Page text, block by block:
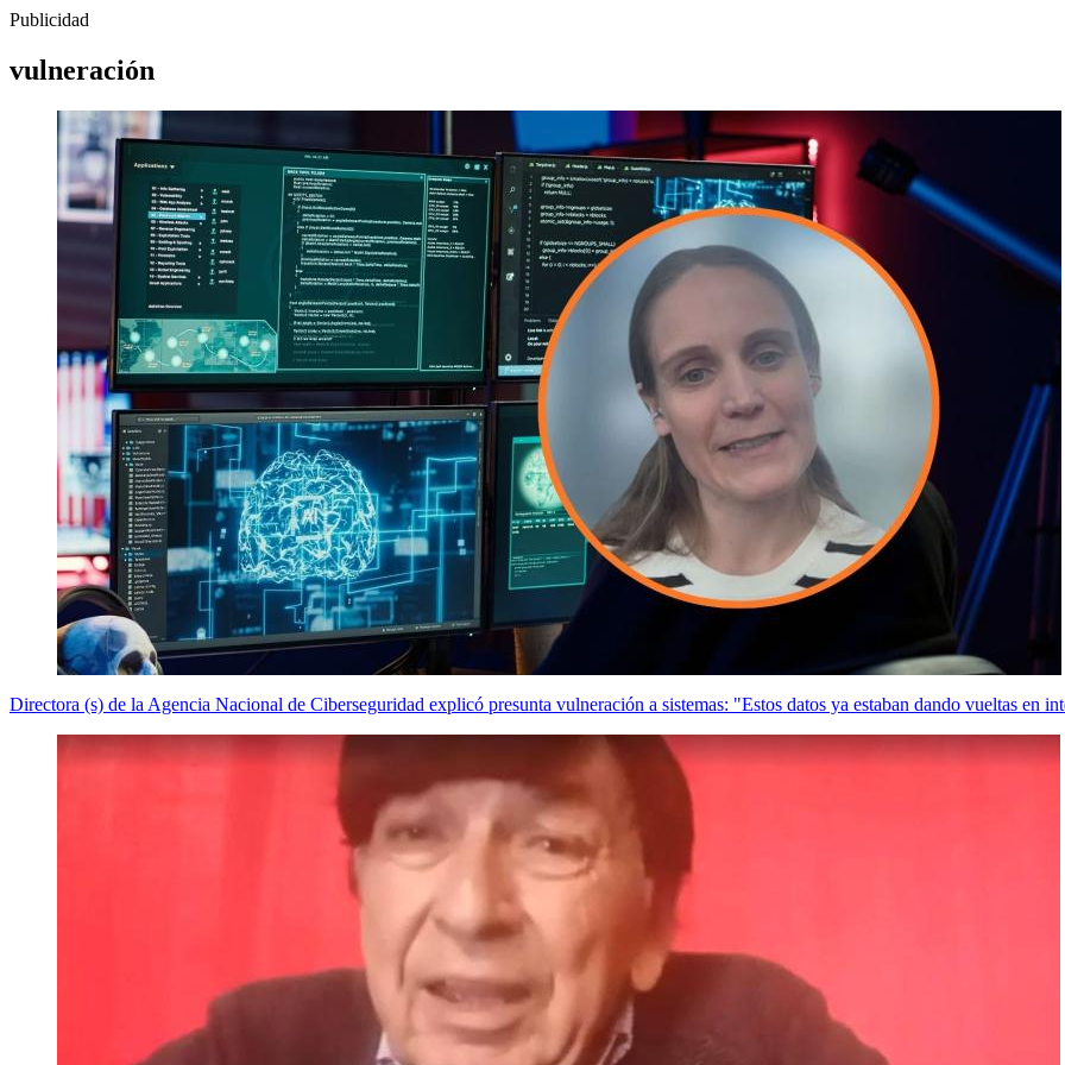
Publicidad
vulneración
Directora (s) de la Agencia Nacional de Ciberseguridad explicó presunta vulneración a sistemas: "Estos datos ya estaban dando vueltas en